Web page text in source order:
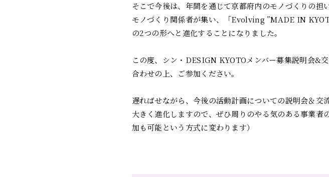
そこで今後は、年間を通じて京都府内のモノづくりの
モノづくり関係者が集い、「Evolving ”MADE IN
の2つの形へと進化することになりました。
この度、シン・DESIGN KYOTOメンバー募集説明会&
合わせの上、ご参加ください。
遅ればせながら、今後の活動計画についての説明会＆交
大きく進化しますので、ぜひ周りのやる気のある事業
加も可能という方式に変わります）